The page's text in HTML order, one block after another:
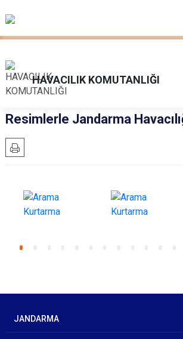
HAVACILIK KOMUTANLIĞI
Resimlerle Jandarma
JANDARMA